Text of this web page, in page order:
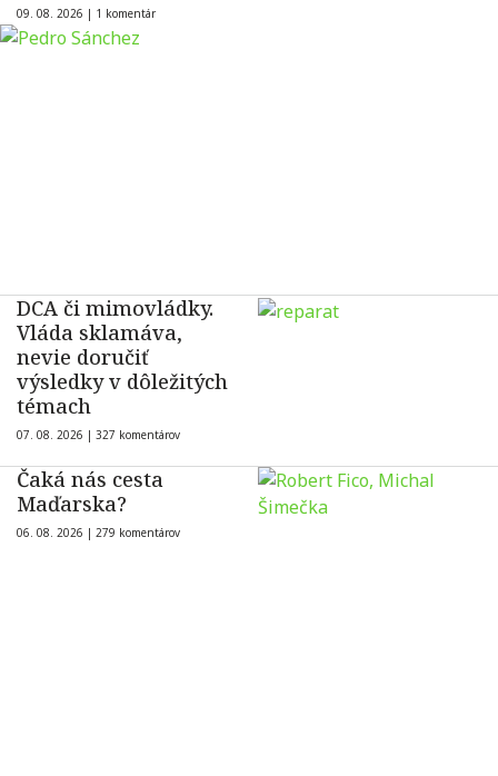
09. 08. 2026 | 1 komentár
DCA či mimovládky.
Vláda sklamáva,
nevie doručiť
výsledky v dôležitých
témach
07. 08. 2026 | 327 komentárov
Čaká nás cesta
Maďarska?
06. 08. 2026 | 279 komentárov